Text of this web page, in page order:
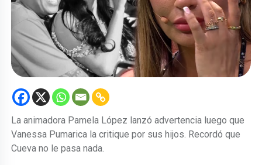
La animadora Pamela López lanzó advertencia luego que
Vanessa Pumarica la critique por sus hijos. Recordó que
Cueva no le pasa nada.